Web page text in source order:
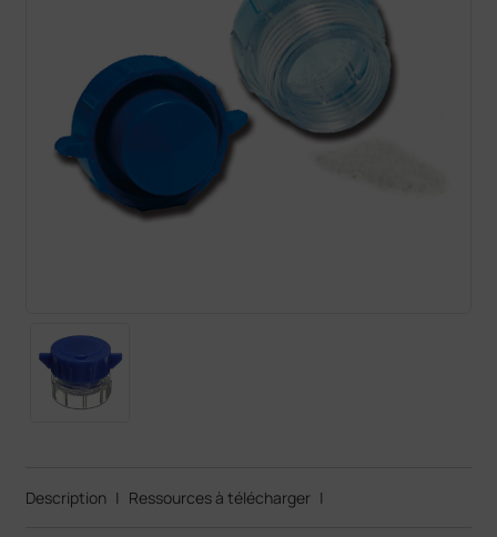
Description | Ressources à télécharger |